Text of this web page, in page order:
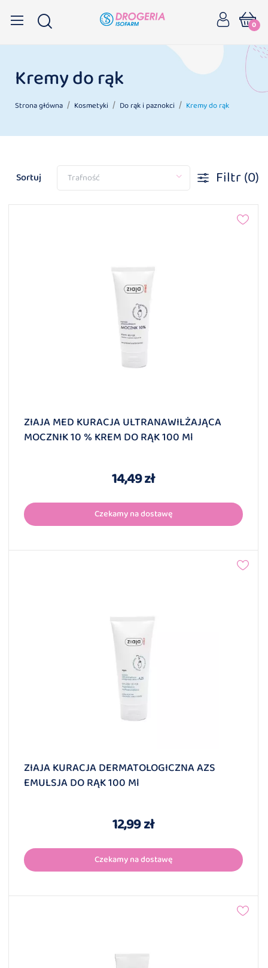
0
Kremy do rąk
Strona główna Kosmetyki Do rąk i paznokci Kremy do rąk
Sortuj Trafność Filtr(0)
ZIAJA MED KURACJA ULTRANAWILŻAJĄCA
MOCZNIK 10 % KREM DO RĄK 100 Ml
14,49 zł
Czekamy na dostawę
ZIAJA KURACJA DERMATOLOGICZNA AZS
EMULSJA DO RĄK 100 Ml
12,99 zł
Czekamy na dostawę